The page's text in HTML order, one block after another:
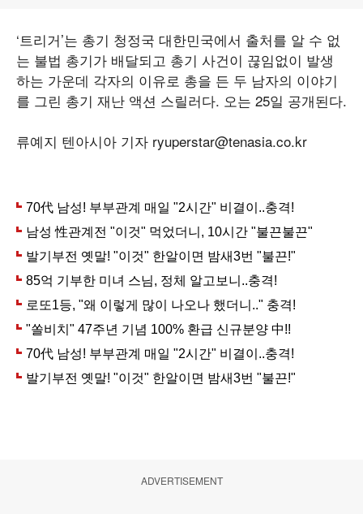
‘트리거’는 총기 청정국 대한민국에서 출처를 알 수 없
는 불법 총기가 배달되고 총기 사건이 끊임없이 발생
하는 가운데 각자의 이유로 총을 든 두 남자의 이야기
를 그린 총기 재난 액션 스릴러다. 오는 25일 공개된다.
류예지 텐아시아 기자 ryuperstar@tenasia.co.kr
ADVERTISEMENT